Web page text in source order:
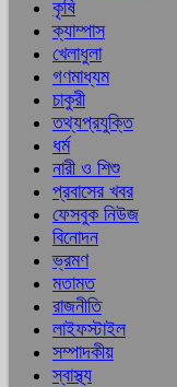
কৃষি
ক্যাম্পাস
খেলাধুলা
গণমাধ্যম
চাকুরী
তথ্যপ্রযুক্তি
ধর্ম
নারী ও শিশু
প্রবাসের খবর
ফেসবুক নিউজ
বিনোদন
ভ্রমণ
মতামত
রাজনীতি
লাইফস্টাইল
সম্পাদকীয়
স্বাস্থ্য